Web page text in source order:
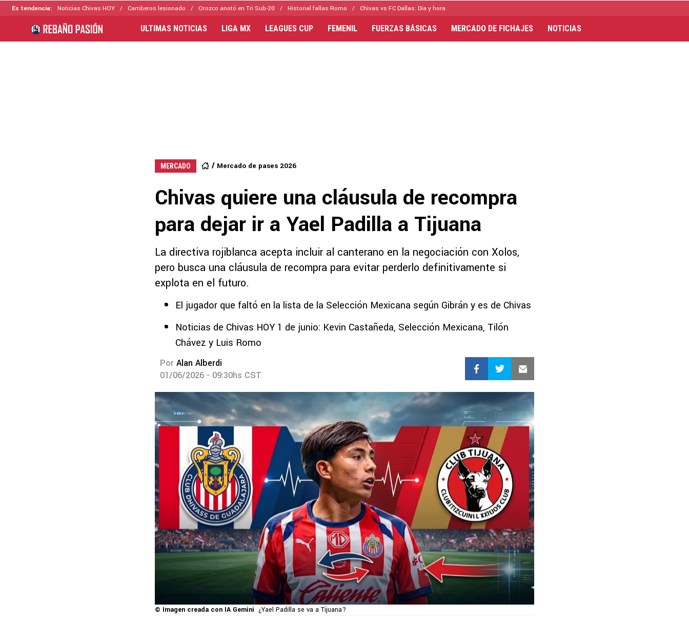
Es tendencia: Noticias Chivas HOY Camberos lesionado Orozco anotó en Tri Sub-20 Historial fallas Romo Chivas vs FC Dallas: Día y hora
ULTIMAS NOTICIAS LIGA MX LEAGUES CUP FEMENIL FUERZAS BÁSICAS MERCADO DE FICHAJES NOTICIAS
MERCADO Mercado de pases 2026
Chivas quiere una cláusula de recompra
para dejar ir a Yael Padilla a Tijuana
La directiva rojiblanca acepta incluir al canterano en la negociación con Xolos,
pero busca una cláusula de recompra para evitar perderlo definitivamente si
explota en el futuro.
El jugador que faltó en la lista de la Selección Mexicana según Gibrán y es de Chivas
Noticias de Chivas HOY 1 de junio: Kevin Castañeda, Selección Mexicana, Tilón
Chávez y Luis Romo
Por Alan Alberdi
01/06/2026 - 09:30hs CST
© Imagen creada con IA Gemini ¿Yael Padilla se va a Tijuana?